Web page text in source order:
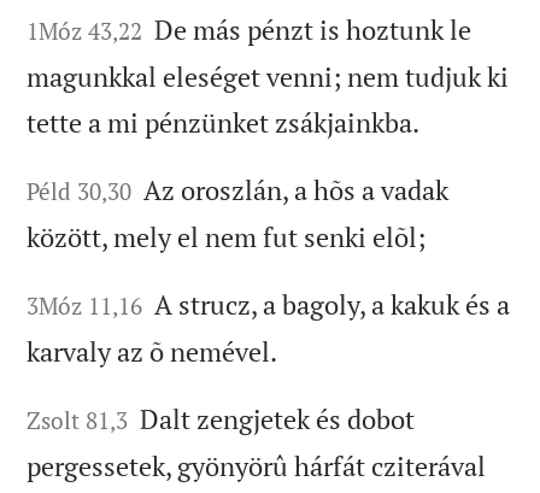
1Móz 43,22 De más pénzt is hoztunk le
magunkkal eleséget venni; nem tudjuk ki
tette a mi pénzünket zsákjainkba.
Péld 30,30 Az oroszlán, a hõs a vadak
között, mely el nem fut senki elõl;
3Móz 11,16 A strucz, a bagoly, a kakuk és a
karvaly az õ nemével.
Zsolt 81,3 Dalt zengjetek és dobot
pergessetek, gyönyörû hárfát cziterával